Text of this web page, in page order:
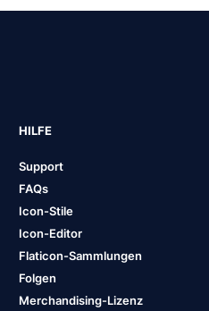
HILFE
Support
FAQs
Icon-Stile
Icon-Editor
Flaticon-Sammlungen
Folgen
Merchandising-Lizenz